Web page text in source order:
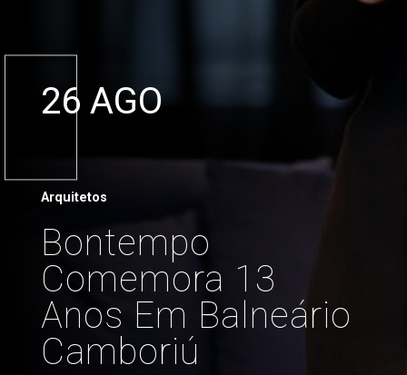
26 AGO
Arquitetos
Bontempo
Comemora 13
Anos Em Balneário
Camboriú